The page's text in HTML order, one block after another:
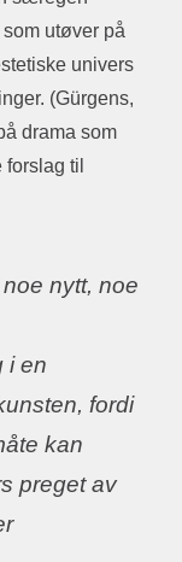
utøver på
univers
(Gürgens,
drama som
til
nytt, noe
i en
fordi
kan
preget av